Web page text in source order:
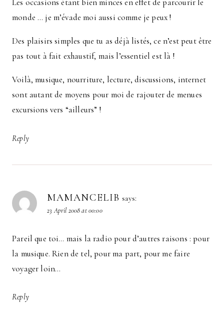
Les occasions étant bien minces en effet de parcourir le
monde … je m’évade moi aussi comme je peux !
Des plaisirs simples que tu as déjà listés, ce n’est peut être
pas tout à fait exhaustif, mais l’essentiel est là !
Voilà, musique, nourriture, lecture, discussions, internet
sont autant de moyens pour moi de rajouter de menues
excursions vers “ailleurs” !
Reply
MAMANCELIB says:
23 April 2008 at 00:00
Pareil que toi… mais la radio pour d’autres raisons : pour
la musique. Rien de tel, pour ma part, pour me faire
voyager loin…
Reply